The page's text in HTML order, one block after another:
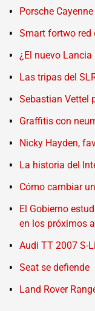
Porsche
Smart fortwo red
¿El nuevo Lancia
Las tripas del
Sebastian Vettel
Graffitis con
Nicky Hayden,
La historia del
Cómo cambiar
El Gobierno
en los próximos
Audi TT 2007 S-
Seat se defiende
Land Rover